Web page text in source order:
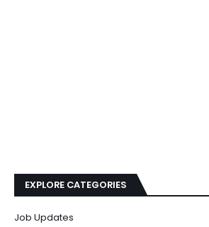
EXPLORE CATEGORIES
Job Updates